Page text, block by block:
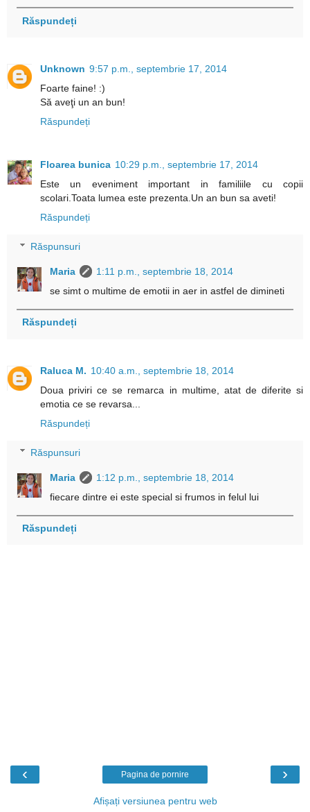
Răspundeți
Unknown 9:57 p.m., septembrie 17, 2014
Foarte faine! :)
Să aveţi un an bun!
Răspundeți
Floarea bunica 10:29 p.m., septembrie 17, 2014
Este un eveniment important in familiile cu copii
scolari.Toata lumea este prezenta.Un an bun sa aveti!
Răspundeți
Răspunsuri
Maria
1:11 p.m., septembrie 18, 2014
se simt o multime de emotii in aer in astfel de dimineti
Răspundeți
Raluca M. 10:40 a.m., septembrie 18, 2014
Doua priviri ce se remarca in multime, atat de diferite si
emotia ce se revarsa...
Răspundeți
Răspunsuri
Maria
1:12 p.m., septembrie 18, 2014
fiecare dintre ei este special si frumos in felul lui
Răspundeți
‹ ›
Pagina de pornire
Afișați versiunea pentru web